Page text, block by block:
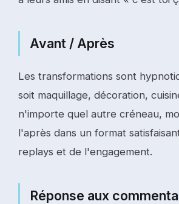
Avant / Après
Les transformations sont
soit maquillage, décoration,
n'importe quel autre créneau,
l'après dans un format
replays et de l'engagement.
Réponse aux